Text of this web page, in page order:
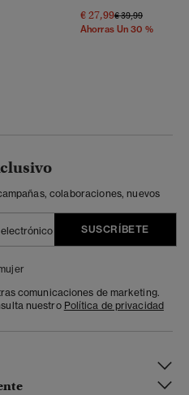
€ 27,99Precio Rebajado
€ 39,99A
Ahorras Un 30 %
colaboraciones, nuevos
SUSCRÍBETE
comunicaciones de marketing.
nuestro Política de privacidad